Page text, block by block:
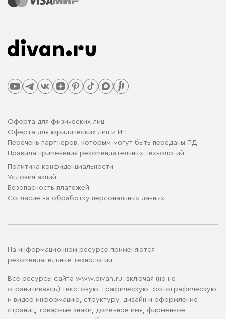
Оферта для физических лиц
Оферта для юридических лиц и ИП
Перечень партнеров, которым могут быть переданы ПД
Правила применения рекомендательных технологий
Политика конфиденциальности
Условия акций
Безопасность платежей
Cогласие на обработку персональных данных
На информационном ресурсе применяются
рекомендательные технологии
Все ресурсы сайта www.divan.ru, включая (но не
ограничиваясь) текстовую, графическую, фотографическую
и видео информацию, структуру, дизайн и оформление
страниц, товарные знаки, доменное имя, фирменное